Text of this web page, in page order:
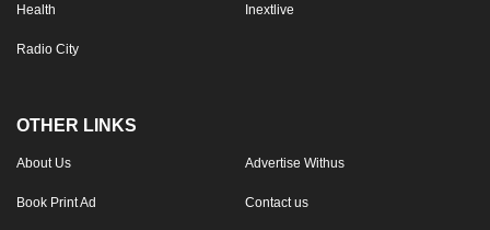
Health Inextlive
Radio City
OTHER LINKS
About Us Advertise Withus
Book Print Ad Contact us